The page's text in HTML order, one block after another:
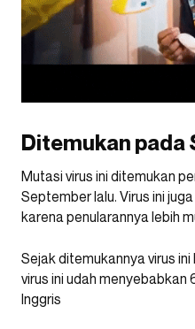
Ditemukan pada
Mutasi virus ini ditemukan
September lalu. Virus ini
karena penularannya lebih
Sejak ditemukannya virus
virus ini udah
Inggris